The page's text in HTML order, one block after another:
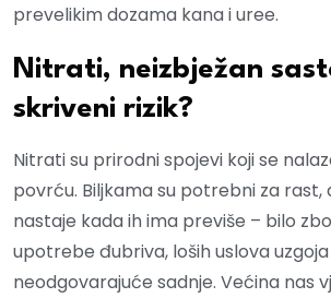
prevelikim dozama kana i uree.
Nitrati, neizbježan
skriveni rizik?
Nitrati su prirodni spojevi koji se
povrću. Biljkama su potrebni za
nastaje kada ih ima previše – bilo
upotrebe đubriva, loših uslova uzgoja
neodgovarajuće sadnje. Većina nas